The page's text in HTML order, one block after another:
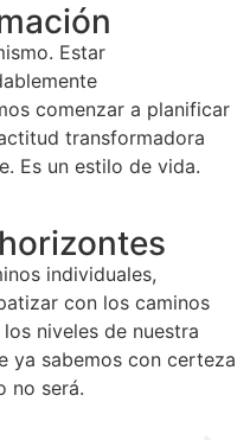
Estar
comenzar a planificar
transformadora
Es un estilo de vida.
individuales,
con los caminos
niveles de nuestra
ya sabemos con certeza
no será.